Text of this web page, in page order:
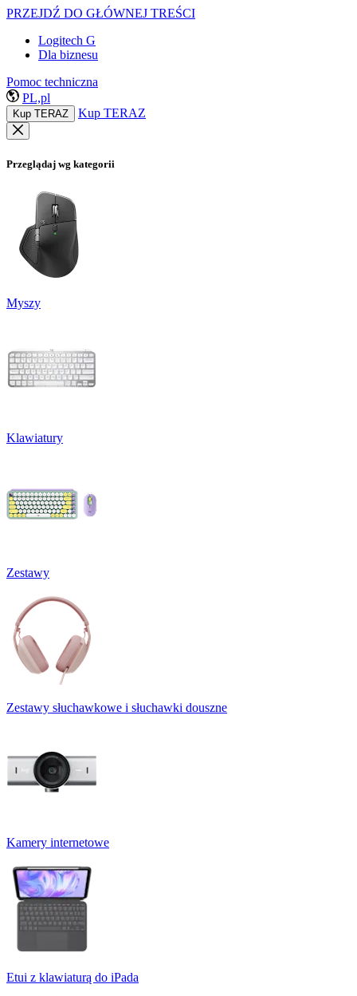
PRZEJDŹ DO GŁÓWNEJ TREŚCI
Logitech G
Dla biznesu
Pomoc techniczna
PL,pl
Kup TERAZ Kup TERAZ
Przeglądaj wg kategorii
Myszy
Klawiatury
Zestawy
Zestawy słuchawkowe i słuchawki douszne
Kamery internetowe
Etui z klawiaturą do iPada